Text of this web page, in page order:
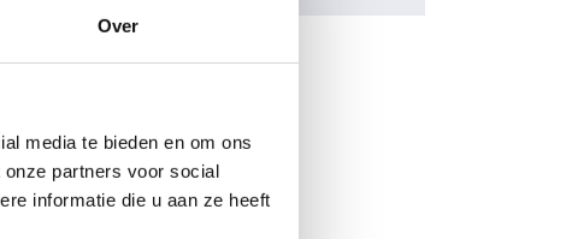
Over
media te bieden en om ons
partners voor social
informatie die u aan ze heeft